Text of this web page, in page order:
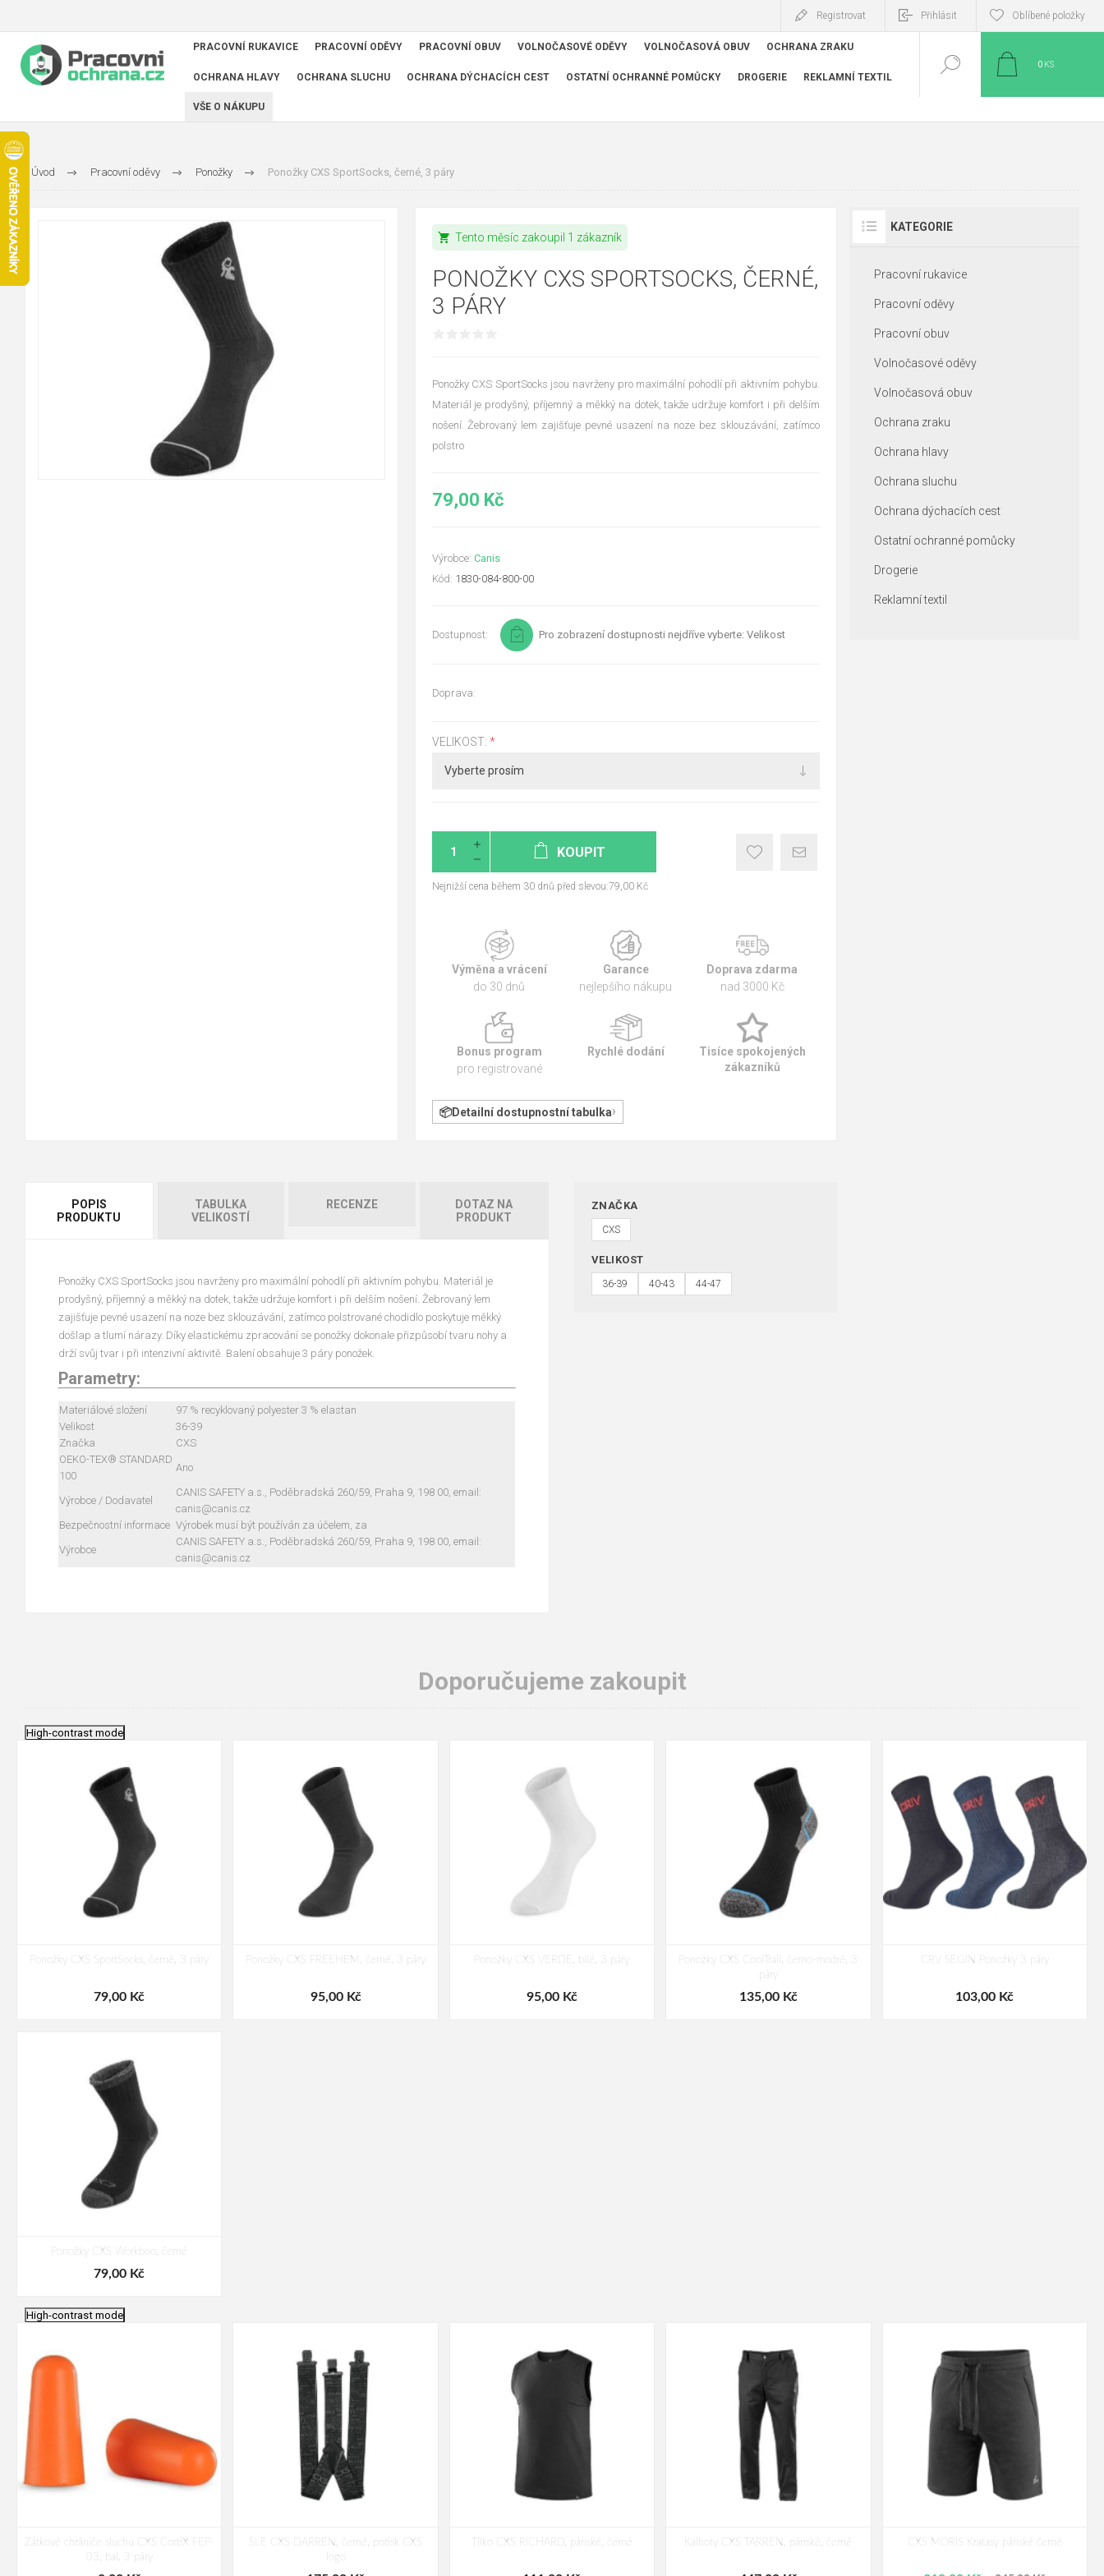
Registrovat Přihlásit Oblíbené položky
PRACOVNÍ RUKAVICE PRACOVNÍ ODĚVY PRACOVNÍ OBUV VOLNOČASOVÉ ODĚVY VOLNOČASOVÁ OBUV OCHRANA ZRAKU
OCHRANA HLAVY OCHRANA SLUCHU OCHRANA DÝCHACÍCH CEST OSTATNÍ OCHRANNÉ POMŮCKY DROGERIE REKLAMNÍ TEXTIL
VŠE O NÁKUPU
0 KS
Úvod Pracovní oděvy Ponožky Ponožky CXS SportSocks, černé, 3 páry
shopping_cart Tento měsíc zakoupil 1 zákazník
PONOŽKY CXS SPORTSOCKS, ČERNÉ,
3 PÁRY
Ponožky CXS SportSocks jsou navrženy pro maximální pohodlí při aktivním pohybu.
Materiál je prodyšný, příjemný a měkký na dotek, takže udržuje komfort i při delším
nošení. Žebrovaný lem zajišťuje pevné usazení na noze bez sklouzávání, zatímco
polstro
79,00 Kč
Výrobce: Canis
Kód: 1830-084-800-00
Dostupnost: Pro zobrazení dostupnosti nejdříve vyberte: Velikost
Doprava:
VELIKOST: *
KOUPIT
Nejnižší cena během 30 dnů před slevou:79,00 Kč
Výměna a vrácení
do 30 dnů
Garance
nejlepšího nákupu
Doprava zdarma
nad 3000 Kč
Bonus program
pro registrované
Rychlé dodání
Tisíce spokojených
zákazníků
Detailní dostupnostní tabulka
POPIS
PRODUKTU
TABULKA
VELIKOSTÍ
RECENZE
DOTAZ NA
PRODUKT
Ponožky CXS SportSocks jsou navrženy pro maximální pohodlí při aktivním pohybu. Materiál je
prodyšný, příjemný a měkký na dotek, takže udržuje komfort i při delším nošení. Žebrovaný lem
zajišťuje pevné usazení na noze bez sklouzávání, zatímco polstrované chodidlo poskytuje měkký
došlap a tlumí nárazy. Díky elastickému zpracování se ponožky dokonale přizpůsobí tvaru nohy a
drží svůj tvar i při intenzivní aktivitě. Balení obsahuje 3 páry ponožek.
Parametry:
Materiálové složení
97 % recyklovaný polyester 3 % elastan
Velikost
36-39
Značka
CXS
OEKO-TEX® STANDARD
100
Ano
Výrobce / Dodavatel
CANIS SAFETY a.s., Poděbradská 260/59, Praha 9, 198 00, email:
canis@canis.cz
Bezpečnostní informace Výrobek musí být používán za účelem, za
Výrobce
CANIS SAFETY a.s., Poděbradská 260/59, Praha 9, 198 00, email:
canis@canis.cz
ZNAČKA
CXS
VELIKOST
36-39 40-43 44-47
KATEGORIE
Pracovní rukavice
Pracovní oděvy
Pracovní obuv
Volnočasové oděvy
Volnočasová obuv
Ochrana zraku
Ochrana hlavy
Ochrana sluchu
Ochrana dýchacích cest
Ostatní ochranné pomůcky
Drogerie
Reklamní textil
Doporučujeme zakoupit
High-contrast mode
Ponožky CXS SportSocks, černé, 3 páry
79,00 Kč
Ponožky CXS FREEHEM, černé, 3 páry
95,00 Kč
Ponožky CXS VERDE, bílé, 3 páry
95,00 Kč
Ponožky CXS CoolTrail, černo-modré, 3
páry
135,00 Kč
CRV SEGIN Ponožky 3 páry
103,00 Kč
Ponožky CXS Workboo, černé
79,00 Kč
High-contrast mode
Zátkové chrániče sluchu CXS CortiX FEP-
03, bal. 3 páry
ŠLE CXS DARREN, černé, potisk CXS
logo
Tílko CXS RICHARD, pánské, černé Kalhoty CXS TARREN, pánské, černé CXS MORIS Kraťasy pánské černé